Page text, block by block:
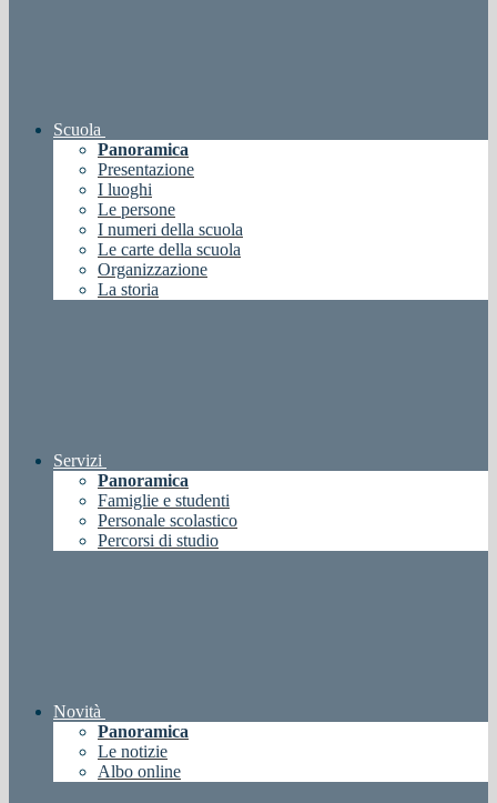
Scuola
Panoramica
Presentazione
I luoghi
Le persone
I numeri della scuola
Le carte della scuola
Organizzazione
La storia
Servizi
Panoramica
Famiglie e studenti
Personale scolastico
Percorsi di studio
Novità
Panoramica
Le notizie
Albo online